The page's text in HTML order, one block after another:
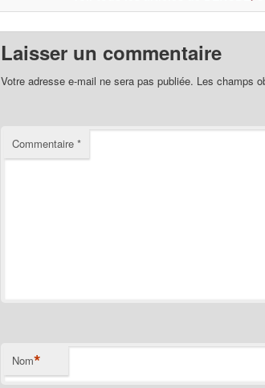
Laisser un commentaire
Votre adresse e-mail ne sera pas publiée. Les champs
Commentaire *
Nom*